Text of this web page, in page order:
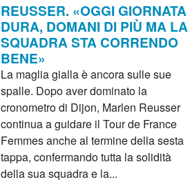
REUSSER. «OGGI GIORNATA
DURA, DOMANI DI PIÙ MA LA
SQUADRA STA CORRENDO
BENE»
La maglia gialla è ancora sulle sue
spalle. Dopo aver dominato la
cronometro di Dijon, Marlen Reusser
continua a guidare il Tour de France
Femmes anche al termine della sesta
tappa, confermando tutta la solidità
della sua squadra e la...